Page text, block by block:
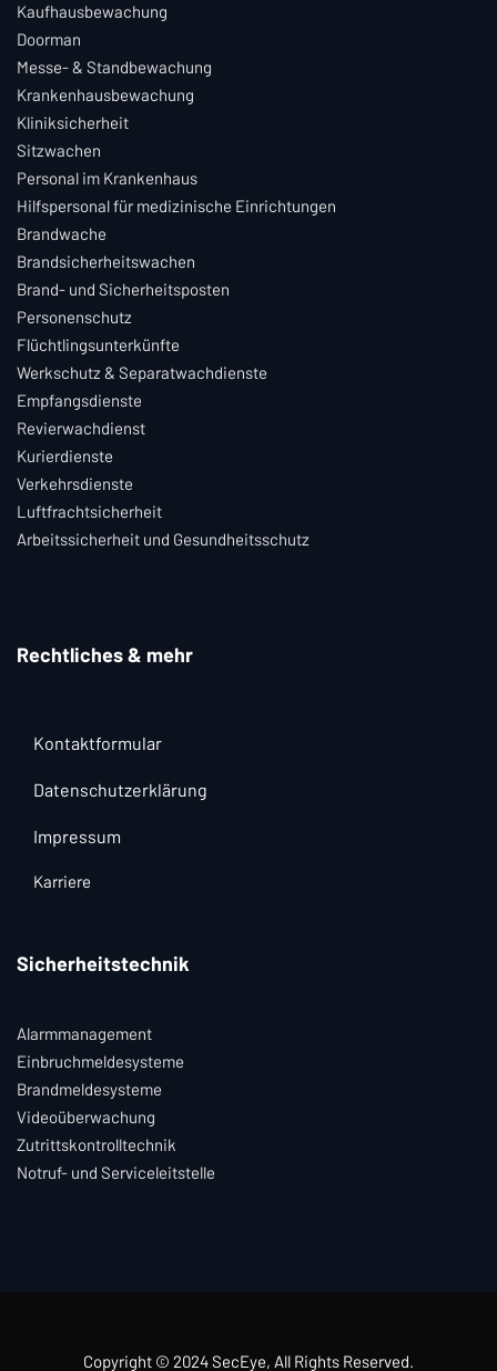
Kaufhausbewachung
Doorman
Messe- & Standbewachung
Krankenhausbewachung
Kliniksicherheit
Sitzwachen
Personal im Krankenhaus
Hilfspersonal für medizinische Einrichtungen
Brandwache
Brandsicherheitswachen
Brand- und Sicherheitsposten
Personenschutz
Flüchtlingsunterkünfte
Werkschutz & Separatwachdienste
Empfangsdienste
Revierwachdienst
Kurierdienste
Verkehrsdienste
Luftfrachtsicherheit
Arbeitssicherheit und Gesundheitsschutz
Rechtliches & mehr
Kontaktformular
Datenschutzerklärung
Impressum
Karriere
Sicherheitstechnik
Alarmmanagement
Einbruchmeldesysteme
Brandmeldesysteme
Videoüberwachung
Zutrittskontrolltechnik
Notruf- und Serviceleitstelle
Copyright © 2024SecEye, All Rights Reserved.